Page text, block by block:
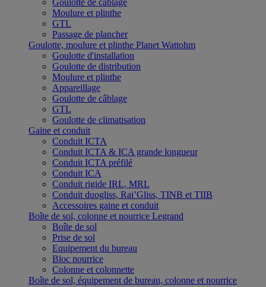
Goulotte de câblage
Moulure et plinthe
GTL
Passage de plancher
Goulotte, moulure et plinthe Planet Wattohm
Goulotte d'installation
Goulotte de distribution
Moulure et plinthe
Appareillage
Goulotte de câblage
GTL
Goulotte de climatisation
Gaine et conduit
Conduit ICTA
Conduit ICTA & ICA grande longueur
Conduit ICTA préfilé
Conduit ICA
Conduit rigide IRL, MRL
Conduit duogliss, Rai’Gliss, TINB et TIIB
Accessoires gaine et conduit
Boîte de sol, colonne et nourrice Legrand
Boîte de sol
Prise de sol
Equipement du bureau
Bloc nourrice
Colonne et colonnette
Boîte de sol, équipement de bureau, colonne et nourrice